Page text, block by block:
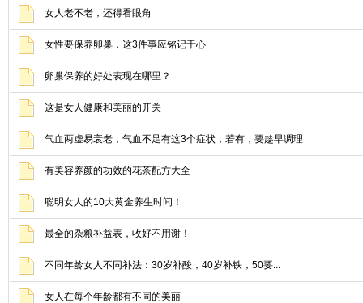
女人老不老，还得看眼角
女性要保养卵巢，这3件事应铭记于心
卵巢保养的好处表现在哪里？
这是女人健康和美丽的开关
气血两虚易衰老，气血不足有这3个症状，若有，要趁早调理
有美容养颜的功效的花茶配方大全
聪明女人的10大黄金养生时间！
最全的杂粮补益表，收好不用谢！
不同年龄女人不同补法：30岁补酸，40岁补铁，50要...
女人在每个年龄都有不同的美丽